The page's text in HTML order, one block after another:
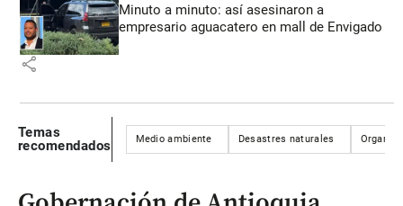
Minuto a minuto: así asesinaron a
empresario aguacatero en mall de Envigado
share
Temas
recomendados
Medio ambiente Desastres naturales